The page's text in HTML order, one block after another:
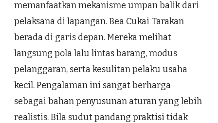
memanfaatkan mekanisme umpan balik dari
pelaksana di lapangan. Bea Cukai Tarakan
berada di garis depan. Mereka melihat
langsung pola lalu lintas barang, modus
pelanggaran, serta kesulitan pelaku usaha
kecil. Pengalaman ini sangat berharga
sebagai bahan penyusunan aturan yang lebih
realistis. Bila sudut pandang praktisi tidak